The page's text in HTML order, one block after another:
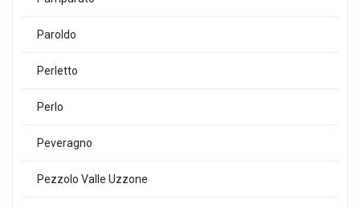
Paroldo
Perletto
Perlo
Peveragno
Pezzolo Valle Uzzone